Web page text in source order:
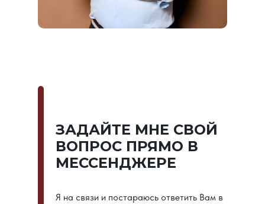
ЗАДАЙТЕ МНЕ СВОЙ
ВОПРОС ПРЯМО В
МЕССЕНДЖЕРЕ
Я на связи и постараюсь ответить Вам в